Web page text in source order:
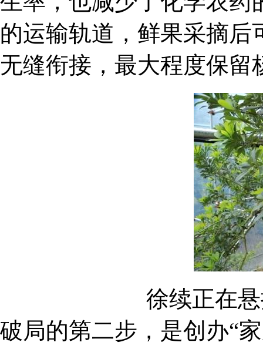
的运输轨道，鲜果采摘
无缝衔接，最大程度保
徐续正在
破局的第二步，是创办“